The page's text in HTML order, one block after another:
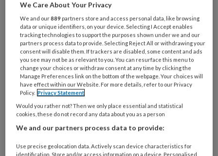
Een
REGISTREREN
Wil je dit artikel lezen?
Maak gratis een account aan en lees 2
artikelen gratis per maand
Al een account of abonnement?Log dan in
We Care About Your Privacy
We and our889 partners store and access personal data, like browsing
data or unique identifiers, on your device. Selecting I Accept enables
tracking technologies to support the purposes shown under we and our
partners process data to provide. Selecting Reject All or withdrawing your
consent will disable them. If trackers are disabled, some content and ads
you see may not be as relevant to you. You can resurface this menu to
change your choices or withdraw consent at any time by clicking the
Manage Preferences link on the bottom of the webpage. Your choices will
have effect within our Website. For more details, refer to our Privacy
Policy. Privacy Statement
Would you rather not? Then we only place essential and statistical
cookies, these do not record any data about you as a person
We and our partners process data to provide:
Use precise geolocation data. Actively scan device characteristics for
identification. Store and/or access information on a device. Personalised